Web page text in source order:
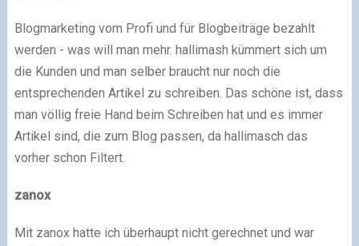
Blogmarketing vom Profi und für Blogbeiträge bezahlt
werden - was will man mehr. hallimash kümmert sich um
die Kunden und man selber braucht nur noch die
entsprechenden Artikel zu schreiben. Das schöne ist, dass
man völlig freie Hand beim Schreiben hat und es immer
Artikel sind, die zum Blog passen, da hallimasch das
vorher schon Filtert.
zanox
Mit zanox hatte ich überhaupt nicht gerechnet und war